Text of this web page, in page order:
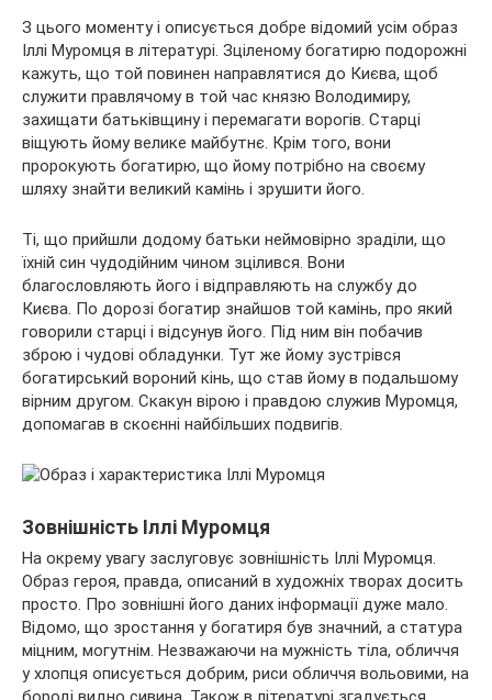
З цього моменту і описується добре відомий усім образ
Іллі Муромця в літературі. Зціленому богатирю подорожні
кажуть, що той повинен направлятися до Києва, щоб
служити правлячому в той час князю Володимиру,
захищати батьківщину і перемагати ворогів. Старці
віщують йому велике майбутнє. Крім того, вони
пророкують богатирю, що йому потрібно на своєму
шляху знайти великий камінь і зрушити його.
Ті, що прийшли додому батьки неймовірно зраділи, що
їхній син чудодійним чином зцілився. Вони
благословляють його і відправляють на службу до
Києва. По дорозі богатир знайшов той камінь, про який
говорили старці і відсунув його. Під ним він побачив
зброю і чудові обладунки. Тут же йому зустрівся
богатирський вороний кінь, що став йому в подальшому
вірним другом. Скакун вірою і правдою служив Муромця,
допомагав в скоєнні найбільших подвигів.
Зовнішність Іллі Муромця
На окрему увагу заслуговує зовнішність Іллі Муромця.
Образ героя, правда, описаний в художніх творах досить
просто. Про зовнішні його даних інформації дуже мало.
Відомо, що зростання у богатиря був значний, а статура
міцним, могутнім. Незважаючи на мужність тіла, обличчя
у хлопця описується добрим, риси обличчя вольовими, на